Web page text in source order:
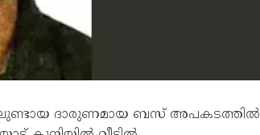
ദാരുണമായ ബസ് അപകടത്തിൽ